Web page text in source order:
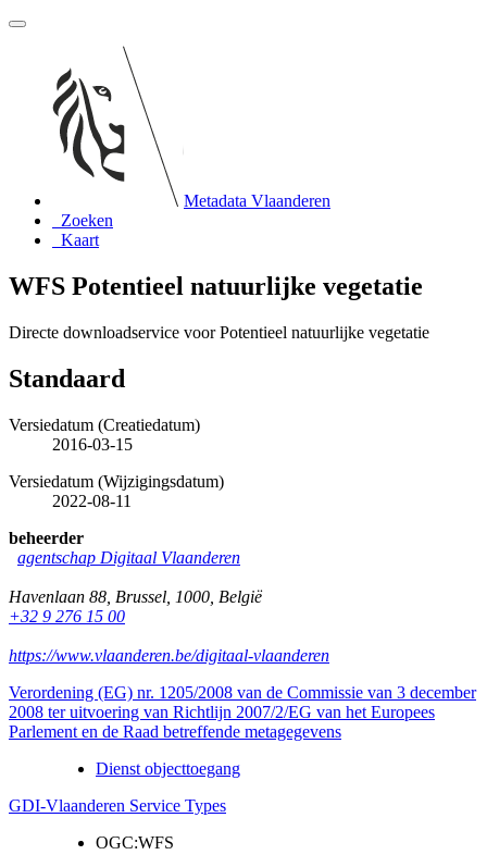
Metadata Vlaanderen
Zoeken
Kaart
WFS Potentieel natuurlijke vegetatie
Directe downloadservice voor Potentieel natuurlijke vegetatie
Standaard
Versiedatum (Creatiedatum)
2016-03-15
Versiedatum (Wijzigingsdatum)
2022-08-11
beheerder
agentschap Digitaal Vlaanderen
Havenlaan 88 Brussel 1000 België
+32 9 276 15 00
https://www.vlaanderen.be/digitaal-vlaanderen
Verordening (EG) nr. 1205/2008 van de Commissie van 3 december
2008 ter uitvoering van Richtlijn 2007/2/EG van het Europees
Parlement en de Raad betreffende metagegevens
Dienst objecttoegang
GDI-Vlaanderen Service Types
OGC:WFS